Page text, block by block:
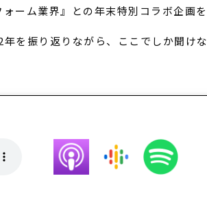
ーム業界』との年末特別コラボ企画を
を振り返りながら、ここでしか聞けな